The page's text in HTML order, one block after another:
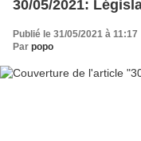
30/05/2021:
Publié le 31/05/2021 à 11:17
Par popo